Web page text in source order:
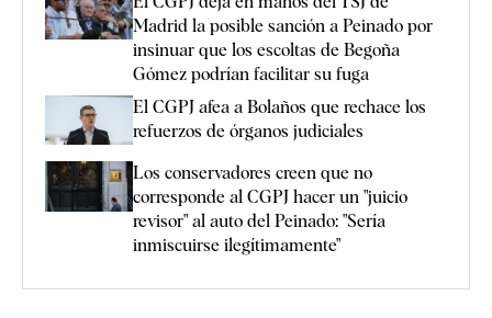
Madrid la posible sanción a Peinado por
insinuar que los escoltas de Begoña
Gómez podrían facilitar su fuga
El CGPJ afea a Bolaños que rechace los
refuerzos de órganos judiciales
Los conservadores creen que no
corresponde al CGPJ hacer un "juicio
revisor" al auto del Peinado: "Sería
inmiscuirse ilegítimamente"